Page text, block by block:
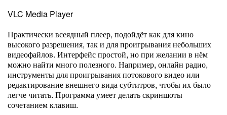
VLC Media Player
Практически всеядный плеер, подойдёт как для кино
высокого разрешения, так и для проигрывания небольших
видеофайлов. Интерфейс простой, но при желании в нём
можно найти много полезного. Например, онлайн радио,
инструменты для проигрывания потокового видео или
редактирование внешнего вида субтитров, чтобы их было
легче читать. Программа умеет делать скриншоты
сочетанием клавиш.